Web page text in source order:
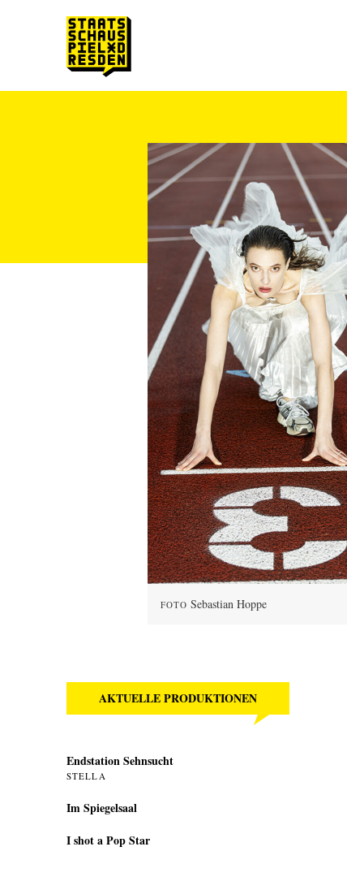
FOTO Sebastian Hoppe
AKTUELLE PRODUKTIONEN
Endstation Sehnsucht
STELLA
Im Spiegelsaal
I shot a Pop Star